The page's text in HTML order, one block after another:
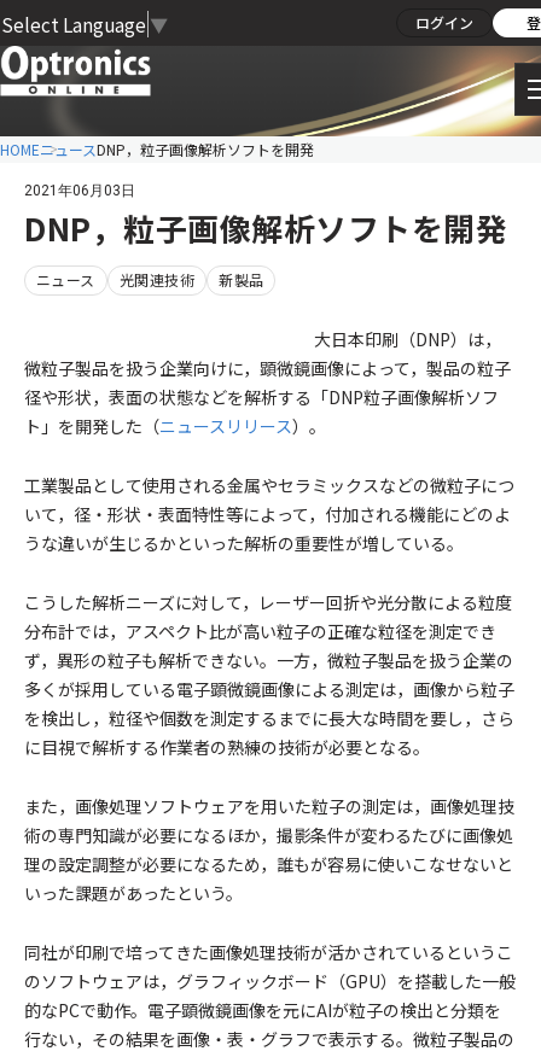
Select Language ▼ ログイン
HOMEニュースDNP，粒子画像解析ソフトを開発
2021年06月03日
DNP，粒子画像解析ソフトを開発
ニュース 光関連技術 新製品
大日本印刷（DNP）は，
微粒子製品を扱う企業向けに，顕微鏡画像によって，製品の粒子
径や形状，表面の状態などを解析する「DNP粒子画像解析ソフ
ト」を開発した（ニュースリリース）。
工業製品として使用される金属やセラミックスなどの微粒子につ
いて，径・形状・表面特性等によって，付加される機能にどのよ
うな違いが生じるかといった解析の重要性が増している。
こうした解析ニーズに対して，レーザー回折や光分散による粒度
分布計では，アスペクト比が高い粒子の正確な粒径を測定でき
ず，異形の粒子も解析できない。一方，微粒子製品を扱う企業の
多くが採用している電子顕微鏡画像による測定は，画像から粒子
を検出し，粒径や個数を測定するまでに長大な時間を要し，さら
に目視で解析する作業者の熟練の技術が必要となる。
また，画像処理ソフトウェアを用いた粒子の測定は，画像処理技
術の専門知識が必要になるほか，撮影条件が変わるたびに画像処
理の設定調整が必要になるため，誰もが容易に使いこなせないと
いった課題があったという。
同社が印刷で培ってきた画像処理技術が活かされているというこ
のソフトウェアは，グラフィックボード（GPU）を搭載した一般
的なPCで動作。電子顕微鏡画像を元にAIが粒子の検出と分類を
行ない，その結果を画像・表・グラフで表示する。微粒子製品の